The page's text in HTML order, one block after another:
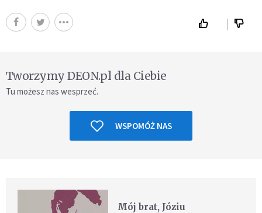
Tworzymy DEON.pl dla Ciebie
Tu możesz nas wesprzeć.
WSPOMÓŻ NAS
Mój brat, Józiu